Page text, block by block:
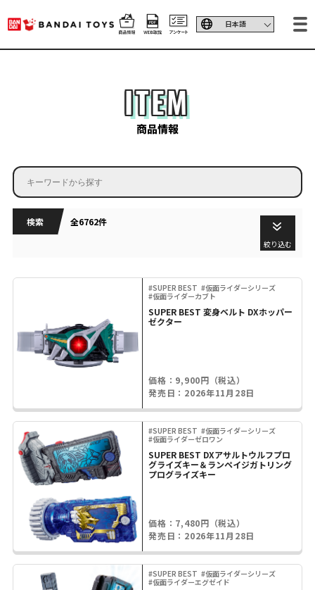
ITEM
商品情報
検索 全6762件
絞り込む
#SUPER BEST #仮面ライダーシリーズ
#仮面ライダーカブト
SUPER BEST 変身ベルト DXホッパー
ゼクター
価格：9,900円（税込）
発売日：2026年11月28日
#SUPER BEST #仮面ライダーシリーズ
#仮面ライダーゼロワン
SUPER BEST DXアサルトウルフプロ
グライズキー＆ランペイジガトリング
プログライズキー
価格：7,480円（税込）
発売日：2026年11月28日
#SUPER BEST #仮面ライダーシリーズ
#仮面ライダーエグゼイド